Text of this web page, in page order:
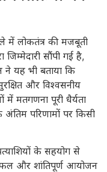
में लोकतंत्र की मजबूती
जिम्मेदारी सौंपी गई है,
यह भी बताया कि
और विश्वसनीय
में मतगणना पूरी धैर्यता
परिणामों पर किसी
के सहयोग से
और शांतिपूर्ण आयोजन